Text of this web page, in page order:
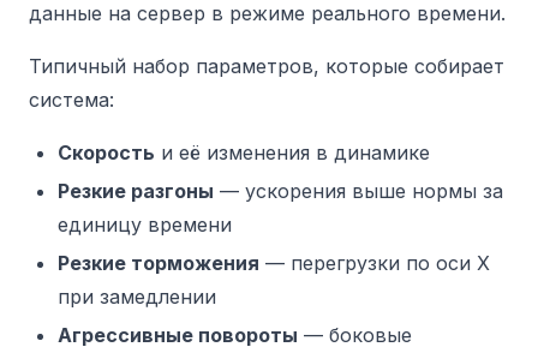
данные на сервер в режиме реального времени.
Типичный набор параметров, которые собирает
система:
Скорость и её изменения в динамике
Резкие разгоны — ускорения выше нормы за
единицу времени
Резкие торможения — перегрузки по оси X
при замедлении
Агрессивные повороты — боковые